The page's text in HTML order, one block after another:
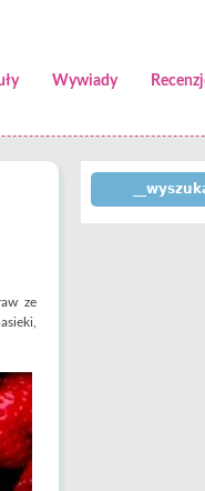
Wywiady
ze